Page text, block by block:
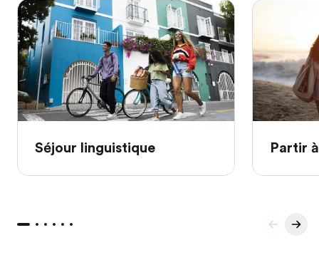
Séjour linguistique Partir